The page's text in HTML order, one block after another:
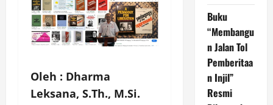
Oleh : Dharma
Leksana, S.Th., M.Si.
Buku
“Membangu
n Jalan Tol
Pemberitaa
n Injil”
Resmi